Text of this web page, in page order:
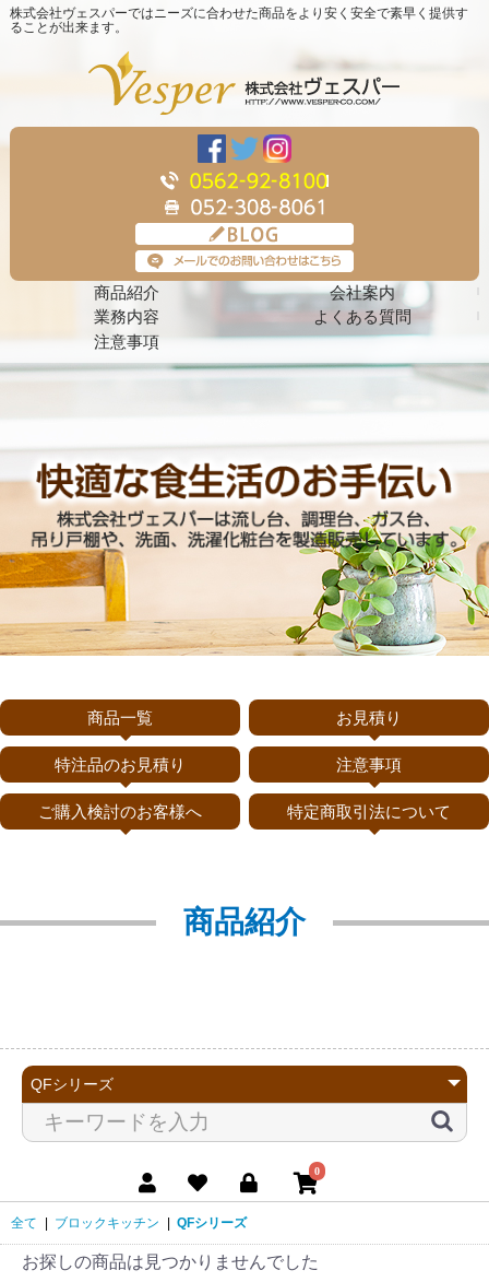
株式会社ヴェスパーではニーズに合わせた商品をより安く安全で素早く提供す
ることが出来ます。
商品紹介
会社案内
業務内容
よくある質問
注意事項
商品一覧 お見積り
特注品のお見積り 注意事項
ご購入検討のお客様へ 特定商取引法について
商品紹介
0
全て ブロックキッチン QFシリーズ
お探しの商品は見つかりませんでした